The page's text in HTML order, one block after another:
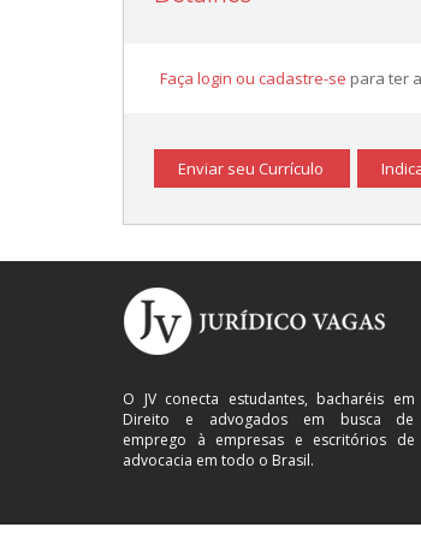
Faça login ou cadastre-se para ter
Enviar seu Currículo
O JV conecta estudantes, bacharéis em
Direito e advogados em busca de
emprego à empresas e escritórios de
advocacia em todo o Brasil.